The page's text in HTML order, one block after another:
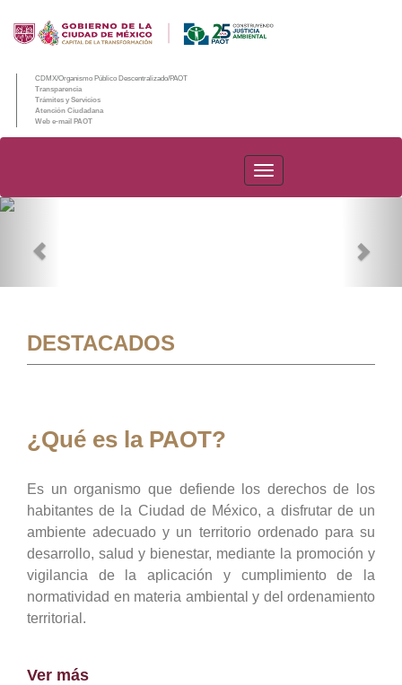
CDMX/Organismo Público Descentralizado/PAOT
Transparencia
Trámites y Servicios
Atención Ciudadana
Web e-mail PAOT
PAOT
DESTACADOS
¿Qué es la PAOT?
Es un organismo que defiende los derechos de los
habitantes de la Ciudad de México, a disfrutar de un
ambiente adecuado y un territorio ordenado para su
desarrollo, salud y bienestar, mediante la promoción y
vigilancia de la aplicación y cumplimiento de la
normatividad en materia ambiental y del ordenamiento
territorial.
Ver más